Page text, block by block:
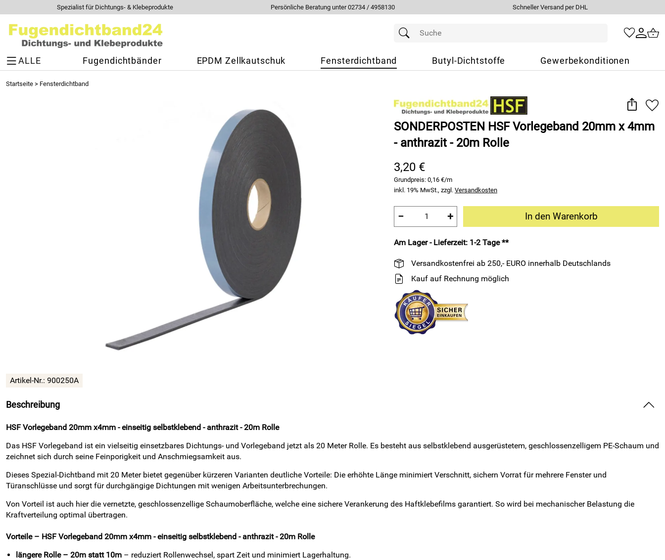
Spezialist für Dichtungs- & Klebeprodukte Persönliche Beratung unter 02734 / 4958130 Schneller Versand per DHL
ALLE Fugendichtbänder EPDM Zellkautschuk Fensterdichtband Butyl-Dichtstoffe Gewerbekonditionen
Startseite > Fensterdichtband
SONDERPOSTEN HSF Vorlegeband 20mm x 4mm
- anthrazit - 20m Rolle
3,20 €
Grundpreis: 0,16 €/m
inkl. 19% MwSt., zzgl. Versandkosten
− + In den Warenkorb
Am Lager - Lieferzeit: 1-2 Tage **
Versandkostenfrei ab 250,- EURO innerhalb Deutschlands
Kauf auf Rechnung möglich
Artikel-Nr.: 900250A
Beschreibung
HSF Vorlegeband 20mm x4mm - einseitig selbstklebend - anthrazit - 20m Rolle
Das HSF Vorlegeband ist ein vielseitig einsetzbares Dichtungs- und Vorlegeband jetzt als 20 Meter Rolle. Es besteht aus selbstklebend ausgerüstetem, geschlossenzelligem PE-Schaum und
zeichnet sich durch seine Feinporigkeit und Anschmiegsamkeit aus.
Dieses Spezial-Dichtband mit 20 Meter bietet gegenüber kürzeren Varianten deutliche Vorteile: Die erhöhte Länge minimiert Verschnitt, sichern Vorrat für mehrere Fenster und
Türanschlüsse und sorgt für durchgängige Dichtungen mit wenigen Arbeitsunterbrechungen.
Von Vorteil ist auch hier die vernetzte, geschlossenzellige Schaumoberfläche, welche eine sichere Verankerung des Haftklebefilms garantiert. So wird bei mechanischer Belastung die
Kraftverteilung optimal übertragen.
Vorteile – HSF Vorlegeband 20mm x4mm - einseitig selbstklebend - anthrazit - 20m Rolle
längere Rolle – 20m statt 10m – reduziert Rollenwechsel, spart Zeit und minimiert Lagerhaltung.